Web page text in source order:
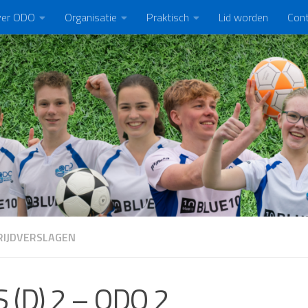
ODO Organisatie Praktisch Lid worden
(D) 2 – ODO 2